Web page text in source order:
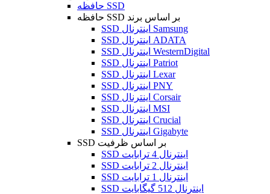
حافظه SSD
حافظه SSD بر اساس برند
SSD اینترنال Samsung
SSD اینترنال ADATA
SSD اینترنال WesternDigital
SSD اینترنال Patriot
SSD اینترنال Lexar
SSD اینترنال PNY
SSD اینترنال Corsair
SSD اینترنال MSI
SSD اینترنال Crucial
SSD اینترنال Gigabyte
SSD بر اساس ظرفیت
SSD اینترنال 4 ترابایت
SSD اینترنال 2 ترابایت
SSD اینترنال 1 ترابایت
SSD اینترنال 512 گیگابایت